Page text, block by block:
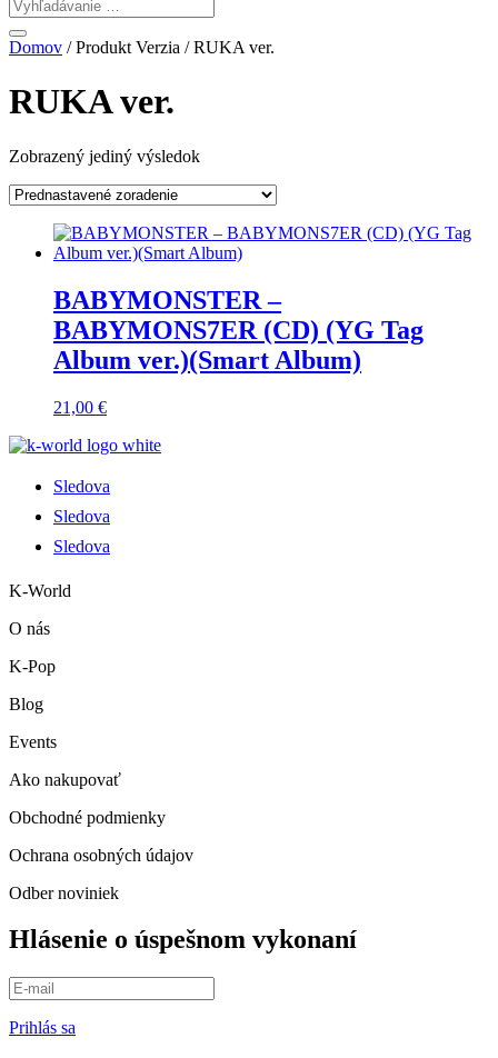
Domov / Produkt Verzia / RUKA ver.
RUKA ver.
Zobrazený jediný výsledok
BABYMONSTER –
BABYMONS7ER (CD) (YG Tag
Album ver.)(Smart Album)
21,00 €
Sledova
Sledova
Sledova
K-World
O nás
K-Pop
Blog
Events
Ako nakupovať
Obchodné podmienky
Ochrana osobných údajov
Odber noviniek
Hlásenie o úspešnom vykonaní
Prihlás sa